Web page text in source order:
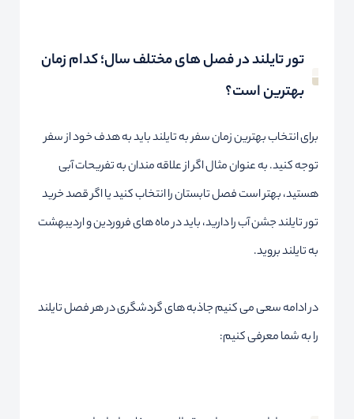
تور تایلند در فصل های مختلف سال؛ کدام زمان
بهترین است؟
برای انتخاب بهترین زمان سفر به تایلند باید به هدف خود از سفر
توجه کنید. به عنوان مثال اگر از علاقه مندان به تفریحات آبی
هستید، بهتر است فصل تابستان را انتخاب کنید یا اگر قصد خرید
تور تایلند جشن آب را دارید، باید در ماه های فروردین و اردیبهشت
به تایلند بروید.
در ادامه سعی می کنیم جاذبه های گردشگری در هر فصل تایلند
را به شما معرفی کنیم: